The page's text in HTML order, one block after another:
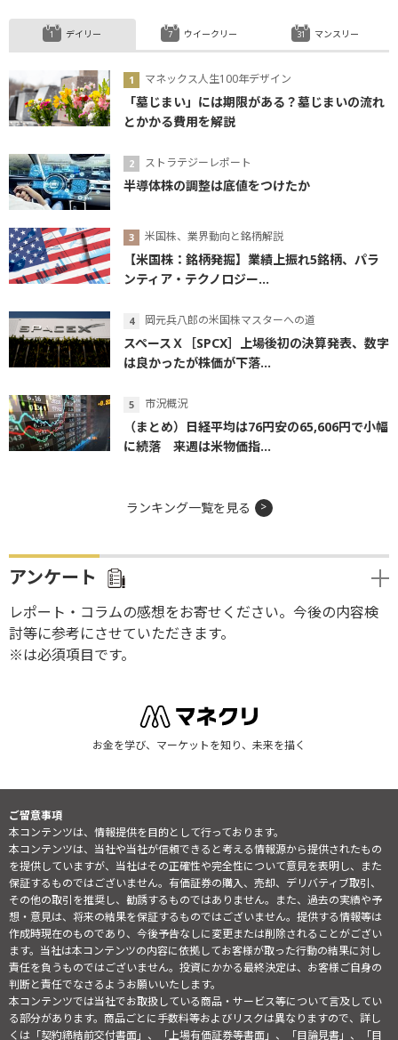
デイリー
マネックス人生100年デザイン
「墓じまい」には期限がある？墓じまいの流れ
とかかる費用を解説
ストラテジーレポート
半導体株の調整は底値をつけたか
米国株、業界動向と銘柄解説
【米国株：銘柄発掘】業績上振れ5銘柄、パラ
ンティア・テクノロジー...
岡元兵八郎の米国株マスターへの道
スペースＸ［SPCX］上場後初の決算発表、数字
は良かったが株価が下落...
市況概況
（まとめ）日経平均は76円安の65,606円で小幅
に続落 来週は米物価指...
ウイークリー マンスリー
ランキング一覧を見る
アンケート
レポート・コラムの感想をお寄せください。今後の内容検
討等に参考にさせていただきます。
※は必須項目です。
お金を学び、マーケットを知り、未来を描く
ご留意事項
本コンテンツは、情報提供を目的として行っております。
本コンテンツは、当社や当社が信頼できると考える情報源から提供されたもの
を提供していますが、当社はその正確性や完全性について意見を表明し、また
保証するものではございません。有価証券の購入、売却、デリバティブ取引、
その他の取引を推奨し、勧誘するものではありません。また、過去の実績や予
想・意見は、将来の結果を保証するものではございません。提供する情報等は
作成時現在のものであり、今後予告なしに変更または削除されることがござい
ます。当社は本コンテンツの内容に依拠してお客様が取った行動の結果に対し
責任を負うものではございません。投資にかかる最終決定は、お客様ご自身の
判断と責任でなさるようお願いいたします。
本コンテンツでは当社でお取扱している商品・サービス等について言及してい
る部分があります。商品ごとに手数料等およびリスクは異なりますので、詳し
くは「契約締結前交付書面」、「上場有価証券等書面」、「目論見書」、「目